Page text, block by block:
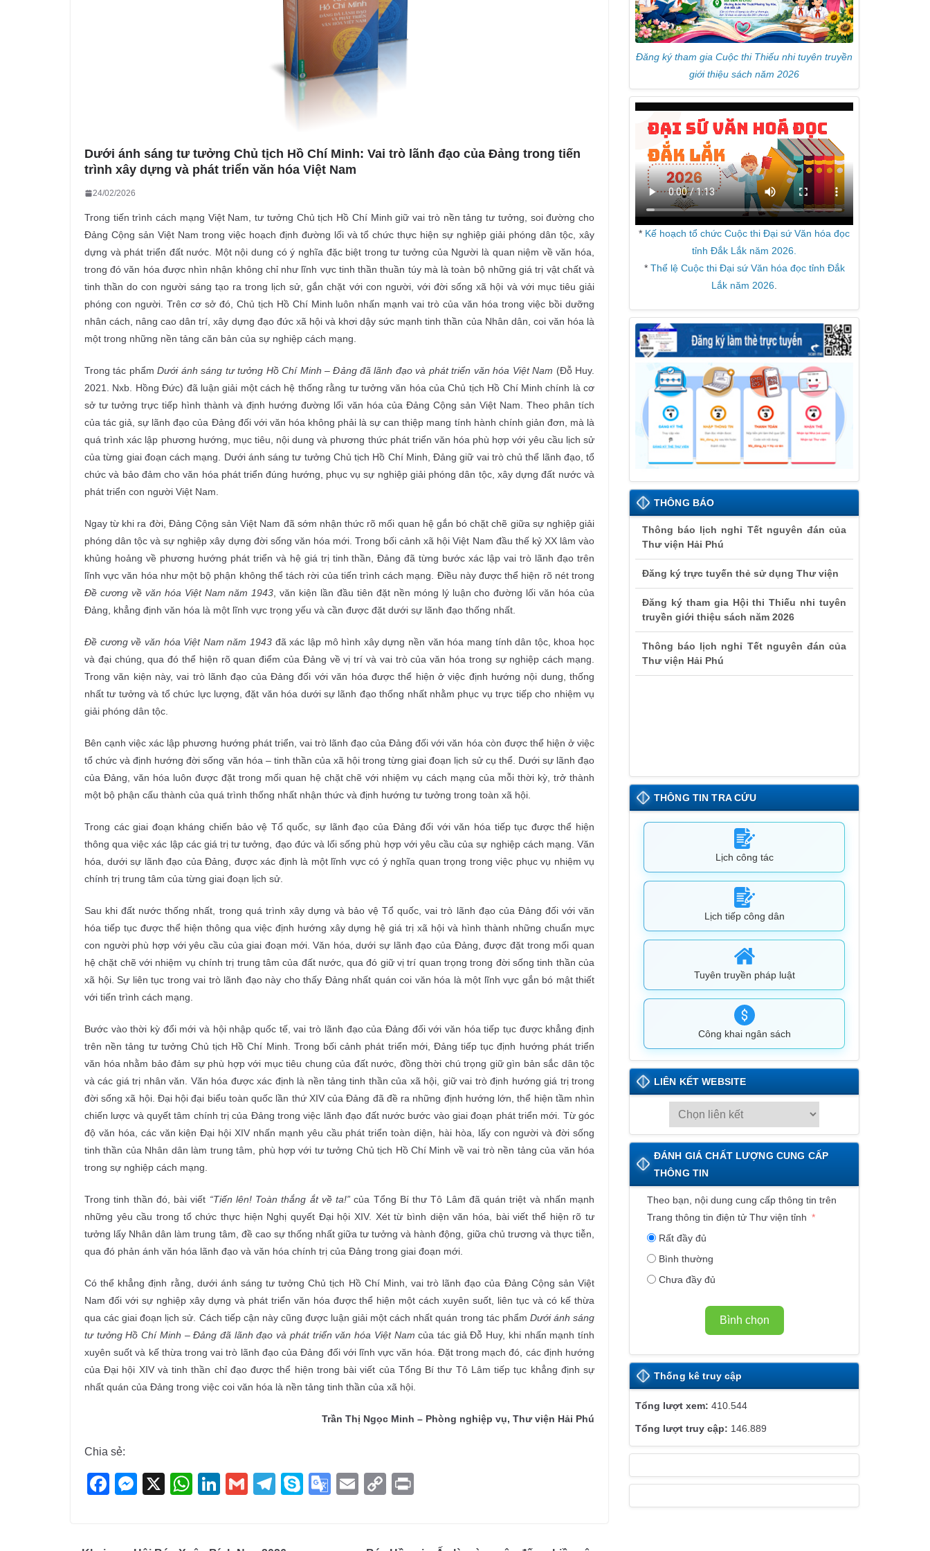
Dưới ánh sáng tư tưởng Chủ tịch Hồ Chí Minh: Vai trò lãnh đạo của Đảng trong tiến
trình xây dựng và phát triển văn hóa Việt Nam
24/02/2026
Trong tiến trình cách mạng Việt Nam, tư tưởng Chủ tịch Hồ Chí Minh giữ vai trò nền tảng tư tưởng, soi đường cho
Đảng Cộng sản Việt Nam trong việc hoạch định đường lối và tổ chức thực hiện sự nghiệp giải phóng dân tộc, xây
dựng và phát triển đất nước. Một nội dung có ý nghĩa đặc biệt trong tư tưởng của Người là quan niệm về văn hóa,
trong đó văn hóa được nhìn nhận không chỉ như lĩnh vực tinh thần thuần túy mà là toàn bộ những giá trị vật chất và
tinh thần do con người sáng tạo ra trong lịch sử, gắn chặt với con người, với đời sống xã hội và với mục tiêu giải
phóng con người. Trên cơ sở đó, Chủ tịch Hồ Chí Minh luôn nhấn mạnh vai trò của văn hóa trong việc bồi dưỡng
nhân cách, nâng cao dân trí, xây dựng đạo đức xã hội và khơi dậy sức mạnh tinh thần của Nhân dân, coi văn hóa là
một trong những nền tảng căn bản của sự nghiệp cách mạng.
Trong tác phẩmDưới ánh sáng tư tưởng Hồ Chí Minh – Đảng đã lãnh đạo và phát triển văn hóa Việt Nam (Đỗ Huy.
2021. Nxb. Hồng Đức) đã luận giải một cách hệ thống rằng tư tưởng văn hóa của Chủ tịch Hồ Chí Minh chính là cơ
sở tư tưởng trực tiếp hình thành và định hướng đường lối văn hóa của Đảng Cộng sản Việt Nam. Theo phân tích
của tác giả, sự lãnh đạo của Đảng đối với văn hóa không phải là sự can thiệp mang tính hành chính giản đơn, mà là
quá trình xác lập phương hướng, mục tiêu, nội dung và phương thức phát triển văn hóa phù hợp với yêu cầu lịch sử
của từng giai đoạn cách mạng. Dưới ánh sáng tư tưởng Chủ tịch Hồ Chí Minh, Đảng giữ vai trò chủ thể lãnh đạo, tổ
chức và bảo đảm cho văn hóa phát triển đúng hướng, phục vụ sự nghiệp giải phóng dân tộc, xây dựng đất nước và
phát triển con người Việt Nam.
Ngay từ khi ra đời, Đảng Cộng sản Việt Nam đã sớm nhận thức rõ mối quan hệ gắn bó chặt chẽ giữa sự nghiệp giải
phóng dân tộc và sự nghiệp xây dựng đời sống văn hóa mới. Trong bối cảnh xã hội Việt Nam đầu thế kỷ XX lâm vào
khủng hoảng về phương hướng phát triển và hệ giá trị tinh thần, Đảng đã từng bước xác lập vai trò lãnh đạo trên
lĩnh vực văn hóa như một bộ phận không thể tách rời của tiến trình cách mạng. Điều này được thể hiện rõ nét trong
Đề cương về văn hóa Việt Nam năm 1943 , văn kiện lần đầu tiên đặt nền móng lý luận cho đường lối văn hóa của
Đảng, khẳng định văn hóa là một lĩnh vực trọng yếu và cần được đặt dưới sự lãnh đạo thống nhất.
Đề cương về văn hóa Việt Nam năm 1943 đã xác lập mô hình xây dựng nền văn hóa mang tính dân tộc, khoa học
và đại chúng, qua đó thể hiện rõ quan điểm của Đảng về vị trí và vai trò của văn hóa trong sự nghiệp cách mạng.
Trong văn kiện này, vai trò lãnh đạo của Đảng đối với văn hóa được thể hiện ở việc định hướng nội dung, thống
nhất tư tưởng và tổ chức lực lượng, đặt văn hóa dưới sự lãnh đạo thống nhất nhằm phục vụ trực tiếp cho nhiệm vụ
giải phóng dân tộc.
Bên cạnh việc xác lập phương hướng phát triển, vai trò lãnh đạo của Đảng đối với văn hóa còn được thể hiện ở việc
tổ chức và định hướng đời sống văn hóa – tinh thần của xã hội trong từng giai đoạn lịch sử cụ thể. Dưới sự lãnh đạo
của Đảng, văn hóa luôn được đặt trong mối quan hệ chặt chẽ với nhiệm vụ cách mạng của mỗi thời kỳ, trở thành
một bộ phận cấu thành của quá trình thống nhất nhận thức và định hướng tư tưởng trong toàn xã hội.
Trong các giai đoạn kháng chiến bảo vệ Tổ quốc, sự lãnh đạo của Đảng đối với văn hóa tiếp tục được thể hiện
thông qua việc xác lập các giá trị tư tưởng, đạo đức và lối sống phù hợp với yêu cầu của sự nghiệp cách mạng. Văn
hóa, dưới sự lãnh đạo của Đảng, được xác định là một lĩnh vực có ý nghĩa quan trọng trong việc phục vụ nhiệm vụ
chính trị trung tâm của từng giai đoạn lịch sử.
Sau khi đất nước thống nhất, trong quá trình xây dựng và bảo vệ Tổ quốc, vai trò lãnh đạo của Đảng đối với văn
hóa tiếp tục được thể hiện thông qua việc định hướng xây dựng hệ giá trị xã hội và hình thành những chuẩn mực
con người phù hợp với yêu cầu của giai đoạn mới. Văn hóa, dưới sự lãnh đạo của Đảng, được đặt trong mối quan
hệ chặt chẽ với nhiệm vụ chính trị trung tâm của đất nước, qua đó giữ vị trí quan trọng trong đời sống tinh thần của
xã hội. Sự liên tục trong vai trò lãnh đạo này cho thấy Đảng nhất quán coi văn hóa là một lĩnh vực gắn bó mật thiết
với tiến trình cách mạng.
Bước vào thời kỳ đổi mới và hội nhập quốc tế, vai trò lãnh đạo của Đảng đối với văn hóa tiếp tục được khẳng định
trên nền tảng tư tưởng Chủ tịch Hồ Chí Minh. Trong bối cảnh phát triển mới, Đảng tiếp tục định hướng phát triển
văn hóa nhằm bảo đảm sự phù hợp với mục tiêu chung của đất nước, đồng thời chú trọng giữ gìn bản sắc dân tộc
và các giá trị nhân văn. Văn hóa được xác định là nền tảng tinh thần của xã hội, giữ vai trò định hướng giá trị trong
đời sống xã hội. Đại hội đại biểu toàn quốc lần thứ XIV của Đảng đã đề ra những định hướng lớn, thể hiện tầm nhìn
chiến lược và quyết tâm chính trị của Đảng trong việc lãnh đạo đất nước bước vào giai đoạn phát triển mới. Từ góc
độ văn hóa, các văn kiện Đại hội XIV nhấn mạnh yêu cầu phát triển toàn diện, hài hòa, lấy con người và đời sống
tinh thần của Nhân dân làm trung tâm, phù hợp với tư tưởng Chủ tịch Hồ Chí Minh về vai trò nền tảng của văn hóa
trong sự nghiệp cách mạng.
Trong tinh thần đó, bài viết “Tiến lên! Toàn thắng ắt về ta!” của Tổng Bí thư Tô Lâm đã quán triệt và nhấn mạnh
những yêu cầu trong tổ chức thực hiện Nghị quyết Đại hội XIV. Xét từ bình diện văn hóa, bài viết thể hiện rõ tư
tưởng lấy Nhân dân làm trung tâm, đề cao sự thống nhất giữa tư tưởng và hành động, giữa chủ trương và thực tiễn,
qua đó phản ánh văn hóa lãnh đạo và văn hóa chính trị của Đảng trong giai đoạn mới.
Có thể khẳng định rằng, dưới ánh sáng tư tưởng Chủ tịch Hồ Chí Minh, vai trò lãnh đạo của Đảng Cộng sản Việt
Nam đối với sự nghiệp xây dựng và phát triển văn hóa được thể hiện một cách xuyên suốt, liên tục và có kế thừa
qua các giai đoạn lịch sử. Cách tiếp cận này cũng được luận giải một cách nhất quán trong tác phẩm Dưới ánh sáng
tư tưởng Hồ Chí Minh – Đảng đã lãnh đạo và phát triển văn hóa Việt Nam của tác giả Đỗ Huy, khi nhấn mạnh tính
xuyên suốt và kế thừa trong vai trò lãnh đạo của Đảng đối với lĩnh vực văn hóa. Đặt trong mạch đó, các định hướng
của Đại hội XIV và tinh thần chỉ đạo được thể hiện trong bài viết của Tổng Bí thư Tô Lâm tiếp tục khẳng định sự
nhất quán của Đảng trong việc coi văn hóa là nền tảng tinh thần của xã hội.
Trần Thị Ngọc Minh – Phòng nghiệp vụ, Thư viện Hải Phú
Chia sẻ:
F
M X
W Li
G
T
S
G
E
C
Đăng ký tham gia Cuộc thi Thiếu nhi tuyên truyền
giới thiệu sách năm 2026
* Kế hoạch tổ chức Cuộc thi Đại sứ Văn hóa đọc
tỉnh Đắk Lắk năm 2026.
* Thể lệ Cuộc thi Đại sứ Văn hóa đọc tỉnh Đắk
Lắk năm 2026
THÔNG BÁO
Thông báo lịch nghỉ Tết nguyên đán của
Thư viện Hải Phú
Đăng ký trực tuyến thẻ sử dụng Thư viện
Đăng ký tham gia Hội thi Thiếu nhi tuyên
truyền giới thiệu sách năm 2026
Thông báo lịch nghỉ Tết nguyên đán của
Thư viện Hải Phú
THÔNG TIN TRA CỨU
Lịch công tác
Lịch tiếp công dân
Tuyên truyền pháp luật
Công khai ngân sách
LIÊN KẾT WEBSITE
I
Ê
N
K
Ế
B
S
ĐÁNH GIÁ CHẤT LƯỢNG CUNG CẤP
THÔNG TIN
Theo bạn, nội dung cung cấp thông tin trên
Trang thông tin điện tử Thư viện tỉnh
Rất đầy đủ
Bình thường
Chưa đầy đủ
Bình chọn
Thống kê truy cập
410.544
146.889